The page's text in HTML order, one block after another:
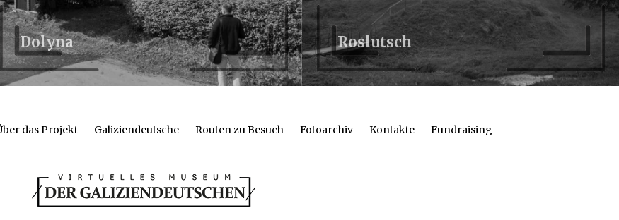
Dolyna Roslutsch
das Projekt Galiziendeutsche Routen zu Besuch Fotoarchiv Kontakte Fundraising